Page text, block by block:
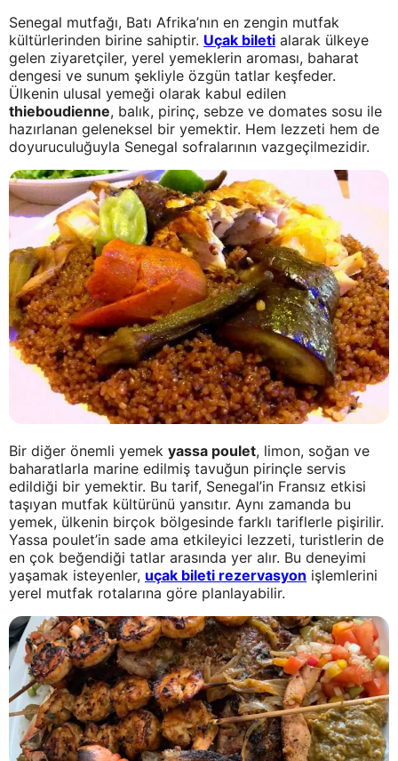
Senegal mutfağı, Batı Afrika’nın en zengin mutfak
kültürlerinden birine sahiptir. Uçak bileti alarak ülkeye
gelen ziyaretçiler, yerel yemeklerin aroması, baharat
dengesi ve sunum şekliyle özgün tatlar keşfeder.
Ülkenin ulusal yemeği olarak kabul edilen
thieboudienne, balık, pirinç, sebze ve domates sosu ile
hazırlanan geleneksel bir yemektir. Hem lezzeti hem de
doyuruculuğuyla Senegal sofralarının vazgeçilmezidir.
Bir diğer önemli yemek yassa poulet, limon, soğan ve
baharatlarla marine edilmiş tavuğun pirinçle servis
edildiği bir yemektir. Bu tarif, Senegal’in Fransız etkisi
taşıyan mutfak kültürünü yansıtır. Aynı zamanda bu
yemek, ülkenin birçok bölgesinde farklı tariflerle pişirilir.
Yassa poulet’in sade ama etkileyici lezzeti, turistlerin de
en çok beğendiği tatlar arasında yer alır. Bu deneyimi
yaşamak isteyenler, uçak bileti rezervasyon işlemlerini
yerel mutfak rotalarına göre planlayabilir.